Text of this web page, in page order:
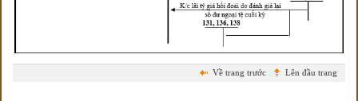
Lên đầu trang
Về trang trước